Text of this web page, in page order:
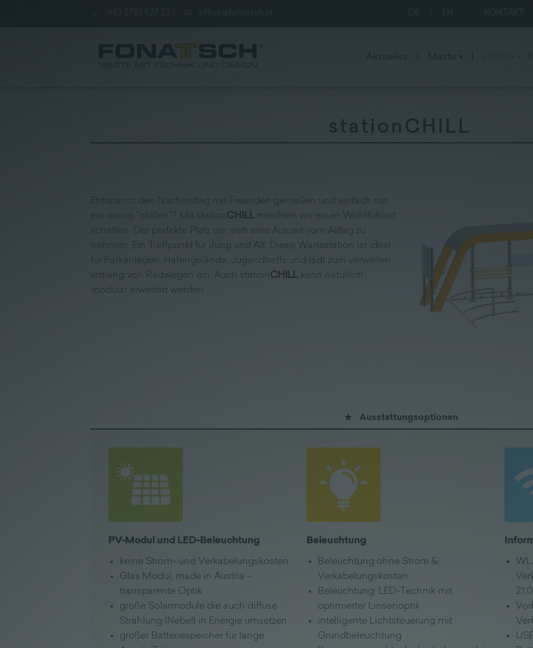
Aktuelles
station
Unternehmen
stationCHILL
Entspannt den Nachmittag mit Freunden genießen und einfach nur
ein wenig "chillen"? Mit stationCHILL möchten wir einen Wohlfühlort
schaffen. Der perfekte Platz um sich eine Auszeit vom Alltag zu
nehmen. Ein Treffpunkt für Jung und Alt. Diese Wartestation ist ideal
für Parkanlagen, Hafengelände, Jugendtreffs und lädt zum verweilen
entlang von Radwegen ein. Auch stationCHILL kann natürlich
modular erweitert werden.
Ausstattungsoptionen
PV-Modul und LED-Beleuchtung
keine Strom- und Verkabelungskosten
Glas Modul, made in Austria -
transparente Optik
große Solarmodule die auch diffuse
Strahlung (Nebel) in Energie umsetzen
großer Batteriespeicher für lange
Beleuchtung
Beleuchtung ohne Strom &
Verkabelungskosten
Beleuchtung: LED-Technik mit
optimierter Linsenoptik
intelligente Lichtsteuerung mit
Grundbeleuchtung